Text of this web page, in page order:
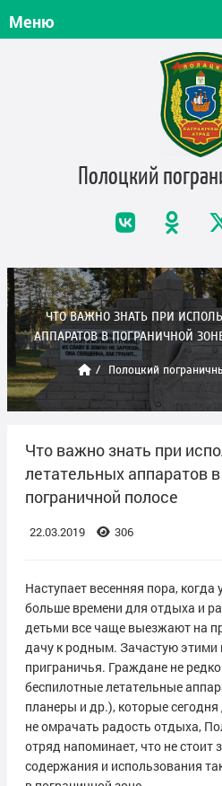
Меню
Полоцкий
ЧТО ВАЖНО ЗНАТЬ ПРИ
АППАРАТОВ В ПОГРАНИЧНОЙ
Полоцкий
Что важно знать при
летательных аппаратов
пограничной полосе
22.03.2019 306
Наступает весенняя пора,
больше времени для отдыха и
детьми все чаще выезжают на
дачу к родным. Зачастую
приграничья. Граждане не
беспилотные летательные
планеры и др.), которые
не омрачать радость отдыха,
отряд напоминает, что не стоит
содержания и использования